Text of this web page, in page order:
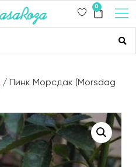
0
/ Пинк Морсдак (Morsdag